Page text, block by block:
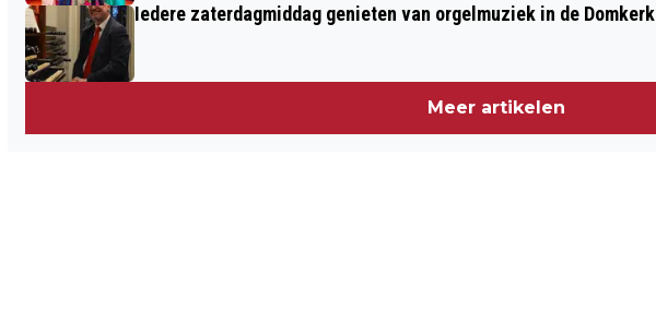
Iedere zaterdagmiddag genieten van orgelmuziek in de Domkerk
Meer artikelen